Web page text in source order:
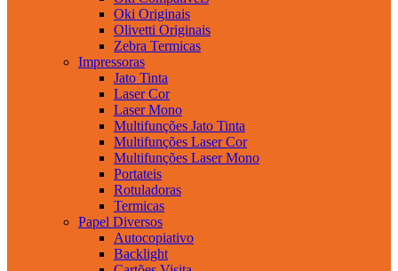
Oki Originais
Olivetti Originais
Zebra Termicas
Impressoras
Jato Tinta
Laser Cor
Laser Mono
Multifunções Jato Tinta
Multifunções Laser Cor
Multifunções Laser Mono
Portateis
Rotuladoras
Termicas
Papel Diversos
Autocopiativo
Backlight